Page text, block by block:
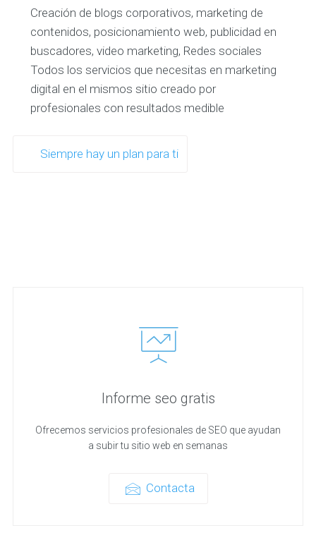
Creación de blogs corporativos, marketing de
contenidos, posicionamiento web, publicidad en
buscadores, video marketing, Redes sociales
Todos los servicios que necesitas en marketing
digital en el mismos sitio creado por
profesionales con resultados medible
Siempre hay un plan para ti
Informe seo gratis
Ofrecemos servicios profesionales de SEO que ayudan
a subir tu sitio web en semanas
Contacta